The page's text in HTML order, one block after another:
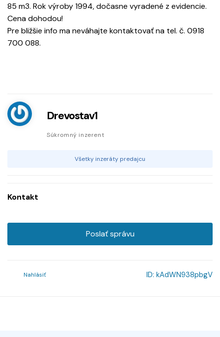
85 m3. Rok výroby 1994, dočasne vyradené z evidencie.
Cena dohodou!
Pre bližšie info ma neváhajte kontaktovať na tel. č. 0918
700 088.
Drevostav1
Súkromný inzerent
Všetky inzeráty predajcu
Kontakt
Poslať správu
Nahlásiť ID: kAdWN938pbgV